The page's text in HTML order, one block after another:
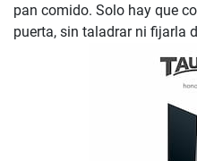
pan comido. Solo hay que
puerta, sin taladrar ni fijarla